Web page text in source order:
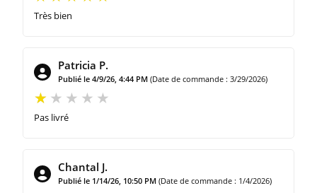
Très bien
Patricia P.
Publié le 4/9/26, 4:44 PM (Date de commande : 3/29/2026)
Pas livré
Chantal J.
Publié le 1/14/26, 10:50 PM (Date de commande : 1/4/2026)